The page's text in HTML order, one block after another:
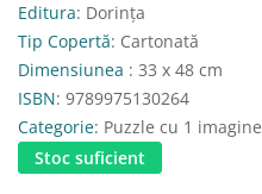
Editura: Dorința
Tip Copertă: Cartonată
Dimensiunea : 33 x 48 cm
ISBN: 9789975130264
Categorie: Puzzle cu 1 imagine
Stoc suficient